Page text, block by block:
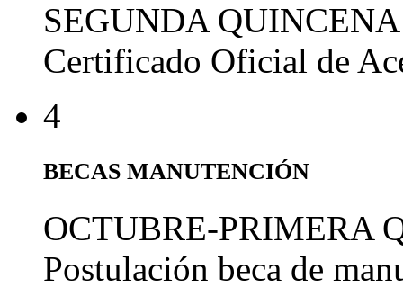
SEGUNDA
Certificado Oficial de
4
BECAS MANUTENCIÓN
OCTUBRE-PRIMERA
Postulación beca de